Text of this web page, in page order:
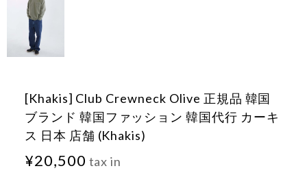
[Khakis] Club Crewneck Olive 正規品 韓国
ブランド 韓国ファッション 韓国代行 カーキ
ス 日本 店舗 (Khakis)
¥20,500 tax in